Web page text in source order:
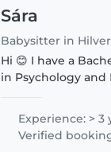
Sára
Babysitter in
Hi 😊 I have a
in Psychology
in Amsterdam,
nearby areas. I
license (category
Experience: > 3
Verified